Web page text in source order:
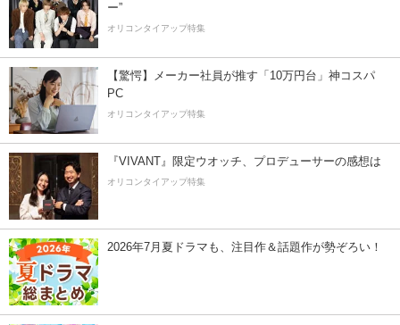
ー”
オリコンタイアップ特集
【驚愕】メーカー社員が推す「10万円台」神コスパ
PC
オリコンタイアップ特集
『VIVANT』限定ウオッチ、プロデューサーの感想は
オリコンタイアップ特集
2026年7月夏ドラマも、注目作＆話題作が勢ぞろい！